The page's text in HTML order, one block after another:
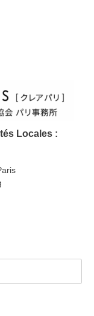
Locales :